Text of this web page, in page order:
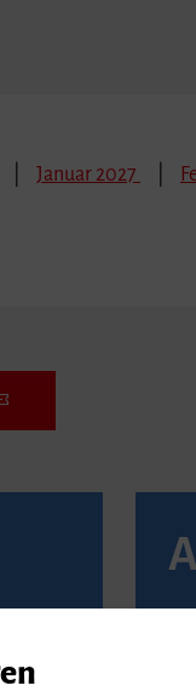
Januar 2027